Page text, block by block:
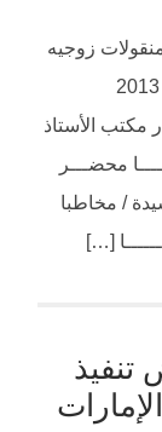
زوجيه
مقدم من الزوج انـــه في يــوم / الموافـق / / 2013
مكتب الأستاذ
محضـــر
/ مخاطبا
[…]